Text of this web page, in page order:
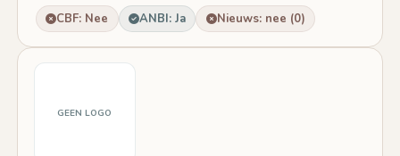
CBF: Nee ANBI: Ja Nieuws: nee (0)
GEEN LOGO